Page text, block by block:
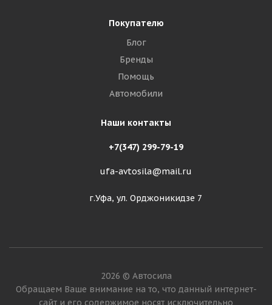
Покупателю
Блог
Бренды
Помощь
Автомобили
Наши контакты
+7(347) 299-79-19
ufa-avtosila@mail.ru
г.Уфа, ул. Орджоникидзе 7
2026 © Автосила
Обращаем Ваше внимание на то, что данный интернет-
сайт и его содержимое носят исключительно